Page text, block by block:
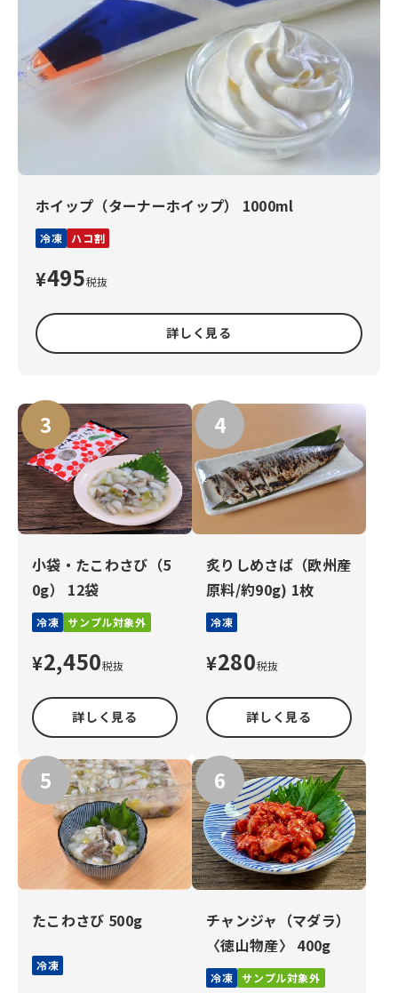
ホイップ（ターナーホイップ） 1000ml
冷凍 ハコ割
¥495税抜
詳しく見る
小袋・たこわさび（5
0g） 12袋
冷凍 サンプル対象外
¥2,450税抜
詳しく見る
炙りしめさば（欧州産
原料/約90g) 1枚
冷凍
¥280税抜
詳しく見る
たこわさび 500g
冷凍
チャンジャ（マダラ）
〈徳山物産〉 400g
冷凍 サンプル対象外